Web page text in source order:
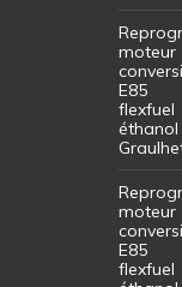
moteur
E85
flexfuel
éthanol
moteur
E85
flexfuel